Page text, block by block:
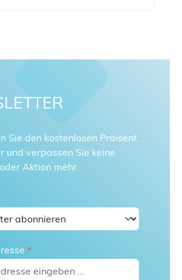
Sie den kostenlosen Praisent
und verpassen Sie keine
Aktion mehr.
*